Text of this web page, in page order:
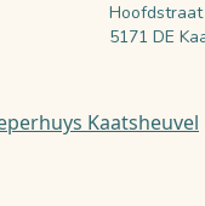
5171 DE